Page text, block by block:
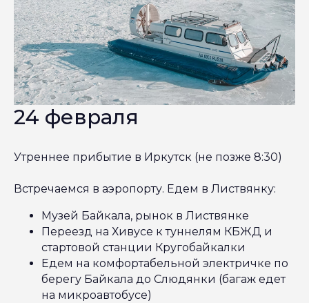
24 февраля
Утреннее прибытие в Иркутск (не позже 8:30)
Встречаемся в аэропорту. Едем в Листвянку:
Музей Байкала, рынок в Листвянке
Переезд на Хивусе к туннелям КБЖД и
стартовой станции Кругобайкалки
Едем на комфортабельной электричке по
берегу Байкала до Слюдянки (багаж едет
на микроавтобусе)